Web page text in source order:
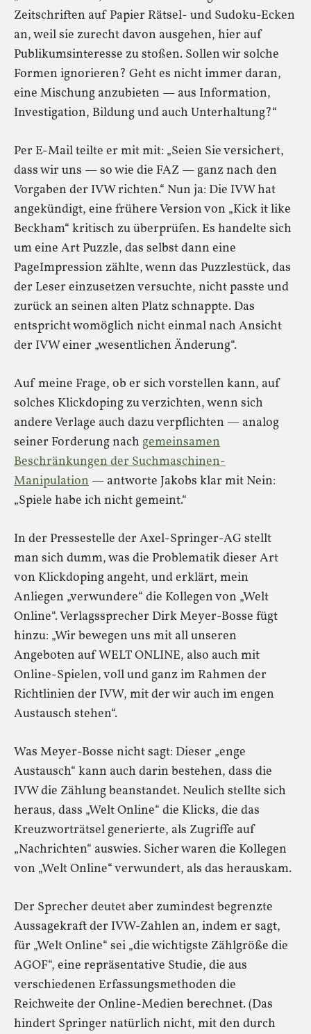
Zeitschriften auf Papier Rätsel- und Sudoku-Ecken
an, weil sie zurecht davon ausgehen, hier auf
Publikumsinteresse zu stoßen. Sollen wir solche
Formen ignorieren? Geht es nicht immer daran,
eine Mischung anzubieten — aus Information,
Investigation, Bildung und auch Unterhaltung?“
Per E-Mail teilte er mit mit: „Seien Sie versichert,
dass wir uns — so wie die FAZ — ganz nach den
Vorgaben der IVW richten.“ Nun ja: Die IVW hat
angekündigt, eine frühere Version von „Kick it like
Beckham“ kritisch zu überprüfen. Es handelte sich
um eine Art Puzzle, das selbst dann eine
PageImpression zählte, wenn das Puzzlestück, das
der Leser einzusetzen versuchte, nicht passte und
zurück an seinen alten Platz schnappte. Das
entspricht womöglich nicht einmal nach Ansicht
der IVW einer „wesentlichen Änderung“.
Auf meine Frage, ob er sich vorstellen kann, auf
solches Klickdoping zu verzichten, wenn sich
andere Verlage auch dazu verpflichten — analog
seiner Forderung nach gemeinsamen
Beschränkungen der Suchmaschinen-
Manipulation — antworte Jakobs klar mit Nein:
„Spiele habe ich nicht gemeint.“
In der Pressestelle der Axel-Springer-AG stellt
man sich dumm, was die Problematik dieser Art
von Klickdoping angeht, und erklärt, mein
Anliegen „verwundere“ die Kollegen von „Welt
Online“. Verlagssprecher Dirk Meyer-Bosse fügt
hinzu: „Wir bewegen uns mit all unseren
Angeboten auf WELT ONLINE, also auch mit
Online-Spielen, voll und ganz im Rahmen der
Richtlinien der IVW, mit der wir auch im engen
Austausch stehen“.
Was Meyer-Bosse nicht sagt: Dieser „enge
Austausch“ kann auch darin bestehen, dass die
IVW die Zählung beanstandet. Neulich stellte sich
heraus, dass „Welt Online“ die Klicks, die das
Kreuzworträtsel generierte, als Zugriffe auf
„Nachrichten“ auswies. Sicher waren die Kollegen
von „Welt Online“ verwundert, als das herauskam.
Der Sprecher deutet aber zumindest begrenzte
Aussagekraft der IVW-Zahlen an, indem er sagt,
für „Welt Online“ sei „die wichtigste Zählgröße die
AGOF“, eine repräsentative Studie, die aus
verschiedenen Erfassungsmethoden die
Reichweite der Online-Medien berechnet. (Das
hindert Springer natürlich nicht, mit den durch